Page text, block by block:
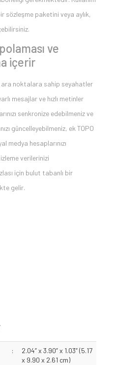
sözleşme paketini veya aylık,
ve
içerir
ara noktalara sahip seyahatler
mesajlar ve hızlı metinler
senkronize edebilmeniz ve
güncelleyebilmeniz, ek TOPO
medya hesaplarınızı
verilerinizi
için bulut tabanlı bir
gelir.
:
2.04” x 3.90” x 1.03” (5.17
x 9.90 x 2.61 cm)